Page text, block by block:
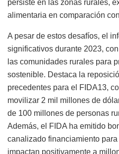
persiste en las zonas rurales,
alimentaria en comparación
A pesar de estos desafíos, el
significativos durante 2023,
las comunidades rurales para
sostenible. Destaca la
precedentes para el FIDA13,
movilizar 2 mil millones de
de 100 millones de personas
Además, el FIDA ha emitido
canalizado financiamiento
impactan positivamente a